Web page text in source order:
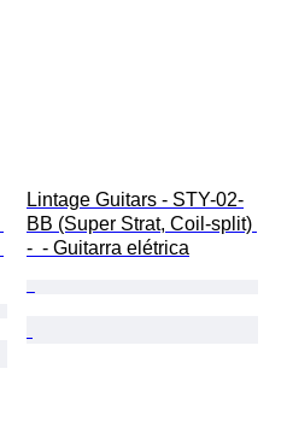
Lintage Guitars - STY-02-
BB (Super Strat, Coil-split)
-  - Guitarra elétrica